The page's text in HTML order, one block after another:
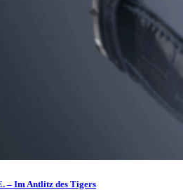
– Im Antlitz des Tigers